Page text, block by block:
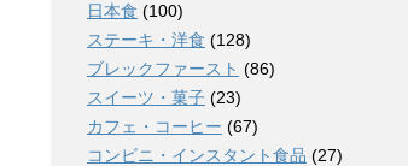
日本食 (100)
ステーキ・洋食 (128)
ブレックファースト (86)
スイーツ・菓子 (23)
カフェ・コーヒー (67)
コンビニ・インスタント食品 (27)